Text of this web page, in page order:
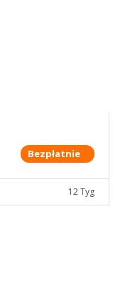
Bezpłatnie
12 Tyg